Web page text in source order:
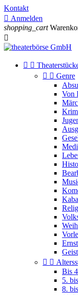
Kontakt
 Anmelden
shopping_cart

 
  Genre
Von
 
Bis
5.
8.